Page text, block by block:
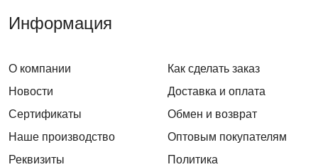
Информация
О компании
Новости
Сертификаты
Наше производство
Реквизиты
Как сделать заказ
Доставка и оплата
Обмен и возврат
Оптовым покупателям
Политика